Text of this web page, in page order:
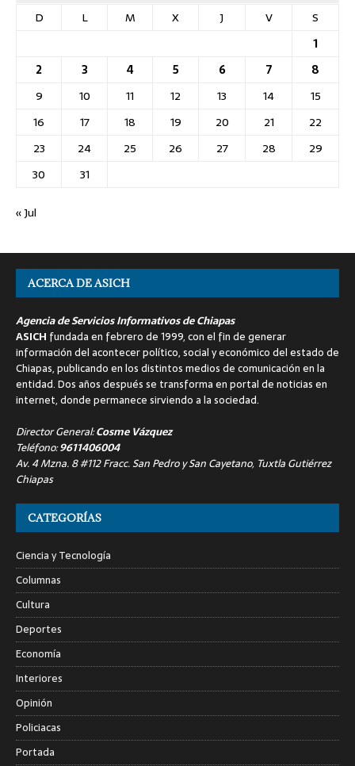
D
L M X J V
S
1
2
3 4 5 6 7
8
9
10 11 12 13 14
15
16
17 18 19 20 21
22
23
24 25 26 27 28
29
30
31
« Jul
ACERCA DE ASICH
Agencia de Servicios Informativos de Chiapas
ASICH fundada en febrero de 1999, con el fin de generar
información del acontecer político, social y económico del estado de
Chiapas, publicando en los distintos medios de comunicación en la
entidad. Dos años después se transforma en portal de noticias en
internet, donde permanece sirviendo a la sociedad.
Director General:Cosme Vázquez
Teléfono:9611406004
Av. 4 Mzna. 8 #112 Fracc. San Pedro y San Cayetano, Tuxtla Gutiérrez
Chiapas
CATEGORÍAS
Ciencia y Tecnología
Columnas
Cultura
Deportes
Economía
Interiores
Opinión
Policiacas
Portada